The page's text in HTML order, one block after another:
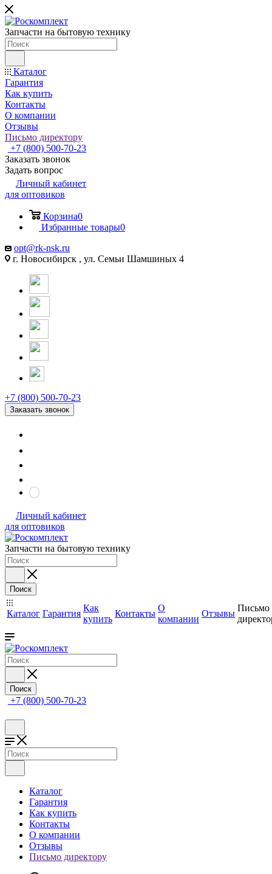
Запчасти на бытовую технику
Каталог
Гарантия
Как купить
Контакты
О компании
Отзывы
Письмо директору
+7 (800) 500-70-23
Заказать звонок
Задать вопрос
Личный кабинет
для оптовиков
Корзина0
Избранные товары0
opt@rk-nsk.ru
г. Новосибирск , ул. Семьи Шамшиных 4
+7 (800) 500-70-23
Заказать звонок
Личный кабинет
для оптовиков
Запчасти на бытовую технику
Поиск
Каталог Гарантия
Как
купить
Контакты
О
компании
Отзывы
Письмо
Поиск
+7 (800) 500-70-23
Каталог
Гарантия
Как купить
Контакты
О компании
Отзывы
Письмо директору